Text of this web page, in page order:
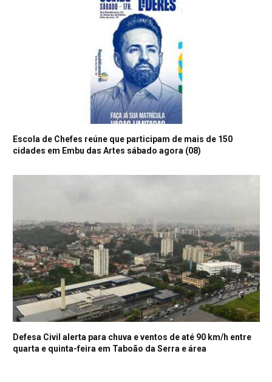
Escola de Chefes reúne que participam de mais de 150
cidades em Embu das Artes sábado agora (08)
Defesa Civil alerta para chuva e ventos de até 90 km/h entre
quarta e quinta-feira em Taboão da Serra e área